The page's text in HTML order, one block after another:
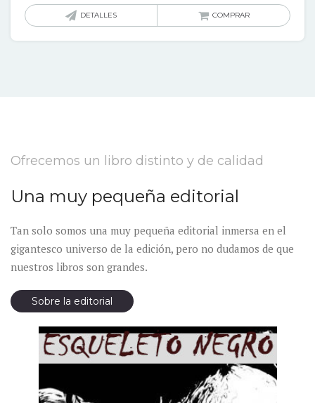
DETALLES COMPRAR
Ofrecemos un libro distinto y de calidad
Una muy pequeña editorial
Tan solo somos una muy pequeña editorial inmersa en el
gigantesco universo de la edición, pero no dudamos de que
nuestros libros son grandes.
Sobre la editorial